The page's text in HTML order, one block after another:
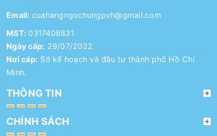
Email: cuahangngochungpvh@gmail.com
MST: 0317408831
Ngày cấp: 29/07/2022
Nơi cấp: Sở kế hoạch và đầu tư thành phố Hồ Chí
Minh.
THÔNG TIN
CHÍNH SÁCH